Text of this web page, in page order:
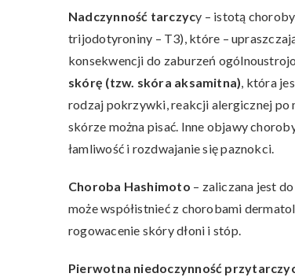
Nadczynność tarczycy – istotą
trijodotyroniny – T3), które –
konsekwencji do zaburzeń
skórę (tzw. skóra aksamitna), która
rodzaj pokrzywki, reakcji alergicznej po
skórze można pisać. Inne objawy
łamliwość i rozdwajanie się paznokci.
Choroba Hashimoto – zaliczana jest
może współistnieć z chorobami
rogowacenie skóry dłoni i stóp.
Pierwotna niedoczynność